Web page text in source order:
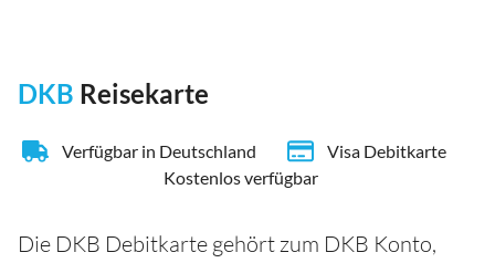
DKB Reisekarte
Verfügbar in Deutschland
Visa Debitkarte
Kostenlos verfügbar
Die DKB Debitkarte gehört zum DKB Konto,